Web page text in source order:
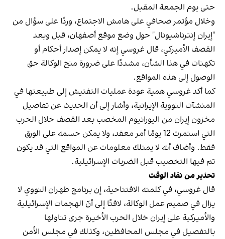
حتى يوم الجمعة المقبل.
وخلال مؤتمر صحافي على هامش الاجتماع، وردًا على سؤال من
"إيران إنترناشيونال" حول وضع موقع أصفهان، قبل وبعد
القصف الأميركي، قال غروسي إنه لا يمكن إصدار أحكام أو
تكهنات في هذا الشأن، مشددًا على ضرورة منح الوكالة حق
الوصول إلى هذه المواقع.
كما أكد غروسي همية عودة عمليات التفتيش إلى طبيعتها في
المنشآت النووية الإيرانية، وأشار إلى أن الحديث عن تفاصيل
مخزون إيران من اليورانيوم المخصب بعد القصف خلال الحرب
التي استمرت 12 يومًا أمر معقد، ولا يمكن حسمه على الورق
فقط. وأضاف أنه لا يمتلك معلومات عن المواقع التي قد يكون
تم فيها التخصيب قبل الضربات الإسرائيلية.
تحذير من نفاد الوقت
قال غروسي، في كلمته الافتتاحية، إن برنامج طهران النووي لا
يزال في صميم عمل الوكالة، لافتًا إلى أنّ الهجمات الإسرائيلية
والأميركية على إيران خلال الحرب الأخيرة جرى تناولها
بالتفصيل في مجلس المحافظين، وكذلك في مجلس الأمن